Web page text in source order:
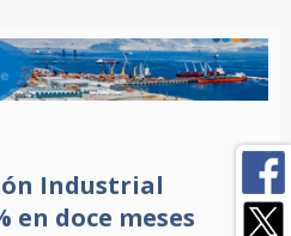
Industrial
en doce meses